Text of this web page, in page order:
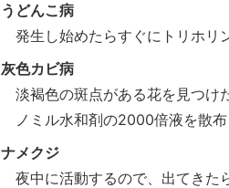
うどんこ病
発生し始めたらすぐにトリホリ
灰色カビ病
淡褐色の斑点がある花を見つけ
ノミル水和剤の2000倍液を散布
ナメクジ
夜中に活動するので、出てきた